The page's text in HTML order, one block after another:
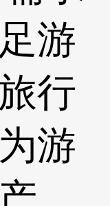
游
行
游